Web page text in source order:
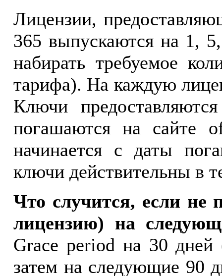
Лицензии,
365 выпускаются на 1,
набирать требуемое
тарифа). На каждую
Ключи
погашаются на сайте
начинается с даты
ключи действительны в
Что случится, если не
лицензию) на
Grace period на 30 дней
затем на следующие 90